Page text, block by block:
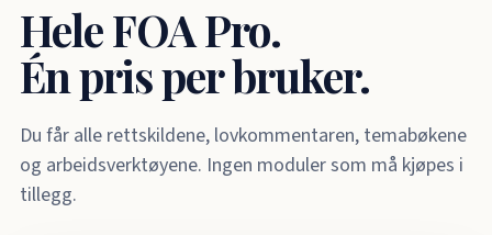
Hele FOA Pro.
Én pris per bruker.
Du får alle rettskildene, lovkommentaren, temabøkene
og arbeidsverktøyene. Ingen moduler som må kjøpes i
tillegg.